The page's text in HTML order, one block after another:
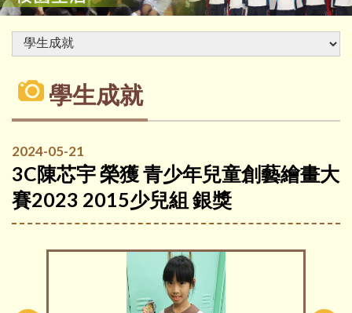
學生成就
2024-05-21
3C陳芯宇 榮獲 青少年兒童創藝繪畫大
賽2023 2015少兒組 銀獎